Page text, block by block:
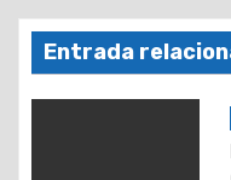
d
e
Entrada